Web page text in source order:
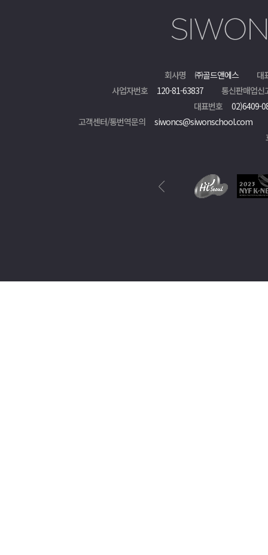
회사명 ㈜골드앤에스
대
사업자번호
120-81-63837
통신판매업신
대표번호
02)6409-
고객센터/통번역문의
siwoncs@siwonschool.com